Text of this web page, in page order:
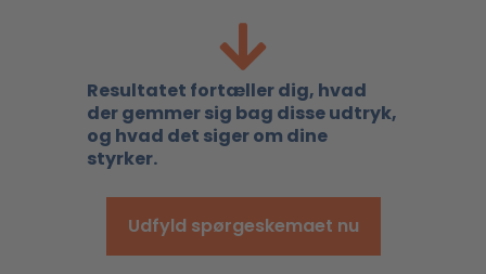
Resultatet fortæller dig, hvad
der gemmer sig bag disse udtryk,
og hvad det siger om dine
styrker.
Udfyld spørgeskemaet nu